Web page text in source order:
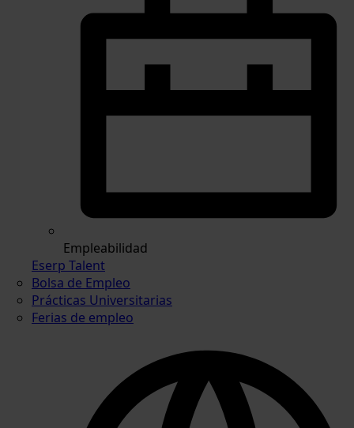
Empleabilidad
Eserp Talent
Bolsa de Empleo
Prácticas Universitarias
Ferias de empleo